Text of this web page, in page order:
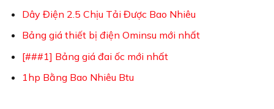
Dây Điện 2.5 Chịu Tải Được Bao Nhiêu
Bảng giá thiết bị điện Ominsu mới nhất
[###1] Bảng giá đai ốc mới nhất
1hp Bằng Bao Nhiêu Btu